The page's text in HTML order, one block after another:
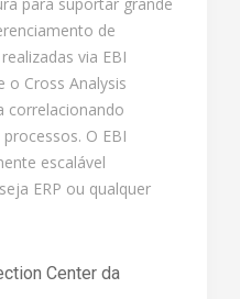
de
via EBI
o Cross Analysis
correlacionando
O EBI
escalável
ERP ou qualquer
Center da